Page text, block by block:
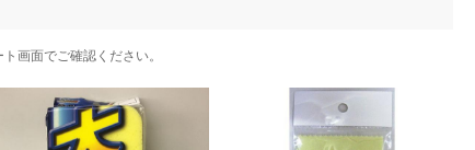
画面でご確認ください。